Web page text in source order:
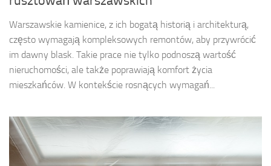
Warszawskie kamienice, z ich bogatą historią i architekturą,
często wymagają kompleksowych remontów, aby przywrócić
im dawny blask. Takie prace nie tylko podnoszą wartość
nieruchomości, ale także poprawiają komfort życia
mieszkańców. W kontekście rosnących wymagań...